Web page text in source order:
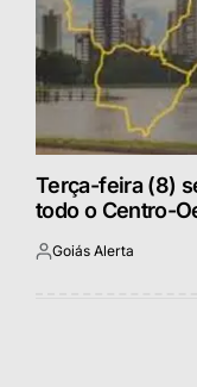
Terça-feira (8)
todo o Centro-
Postado
Goiás Alerta